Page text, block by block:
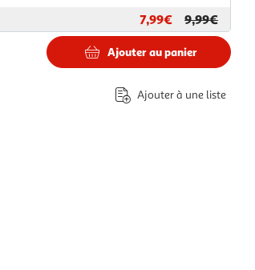
7,99€
9,99€
Ajouter au panier
Ajouter à une liste